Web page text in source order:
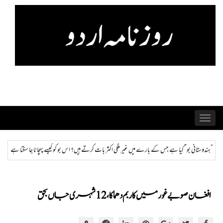
Skip
Toggle
navigation
بات کرتے ہیں؟ اس بو کو کیسے پہچانا جا سکتا ہے اور ختم کیا جا سکتا ہے؟ ہمراز: پاکستان
افغان صوبے غور میں کار بم دھماکا،12 شہری جاں بحق